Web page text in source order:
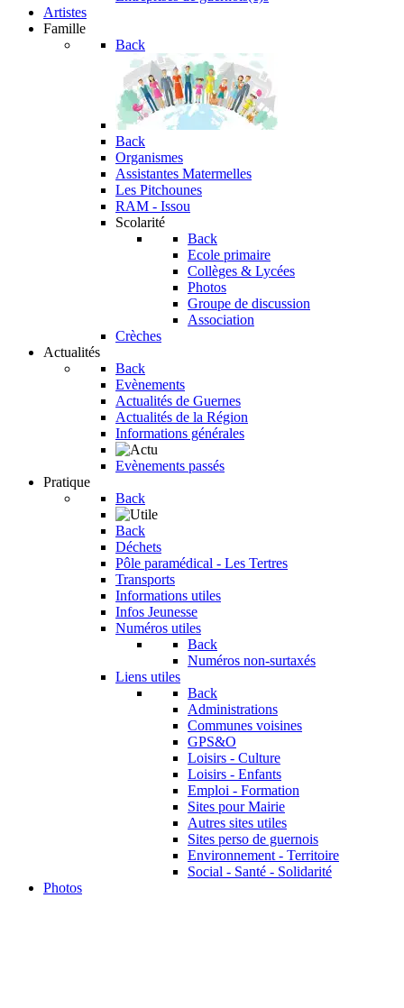
Artistes
Famille
Back
Back
Organismes
Assistantes Matermelles
Les Pitchounes
RAM - Issou
Scolarité
Back
Ecole primaire
Collèges & Lycées
Photos
Groupe de discussion
Association
Crèches
Actualités
Back
Evènements
Actualités de Guernes
Actualités de la Région
Informations générales
Evènements passés
Pratique
Back
Back
Déchets
Pôle paramédical - Les Tertres
Transports
Informations utiles
Infos Jeunesse
Numéros utiles
Back
Numéros non-surtaxés
Liens utiles
Back
Administrations
Communes voisines
GPS&O
Loisirs - Culture
Loisirs - Enfants
Emploi - Formation
Sites pour Mairie
Autres sites utiles
Sites perso de guernois
Environnement - Territoire
Social - Santé - Solidarité
Photos